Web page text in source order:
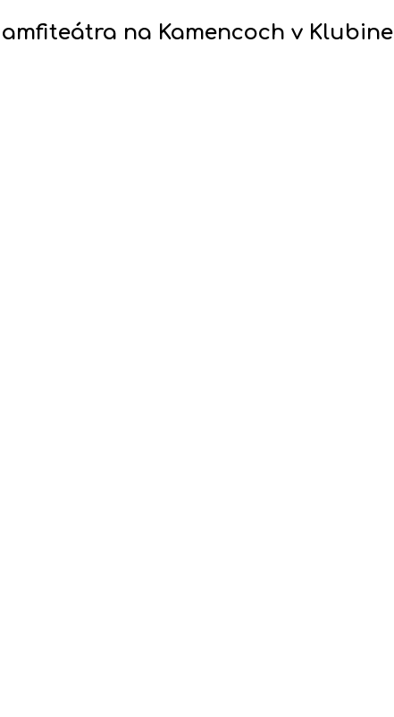
na Kamencoch v Klubine